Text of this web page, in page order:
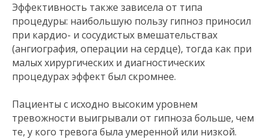
Эффективность также зависела от типа
процедуры: наибольшую пользу гипноз приносил
при кардио- и сосудистых вмешательствах
(ангиография, операции на сердце), тогда как при
малых хирургических и диагностических
процедурах эффект был скромнее.
Пациенты с исходно высоким уровнем
тревожности выигрывали от гипноза больше, чем
те, у кого тревога была умеренной или низкой.